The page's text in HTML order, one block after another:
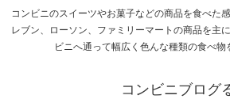
コンビニのスイーツやお菓子などの商品を食べた
レブン、ローソン、ファミリーマートの商品を主
ビニへ通って幅広く色んな種類の食べ物
コンビニブログ